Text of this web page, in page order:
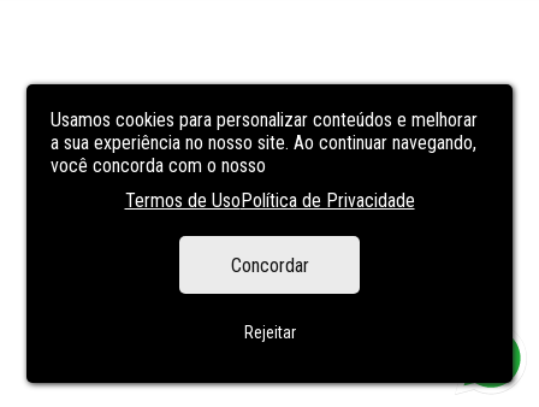
Usamos cookies para personalizar conteúdos e melhorar
a sua experiência no nosso site. Ao continuar navegando,
você concorda com o nosso
Termos de UsoPolítica de Privacidade
Concordar
Rejeitar